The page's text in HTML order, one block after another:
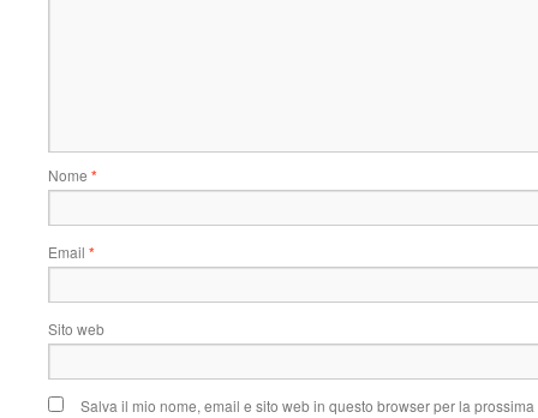
Nome *
Email *
Sito web
Salva il mio nome, email e sito web in questo browser per la